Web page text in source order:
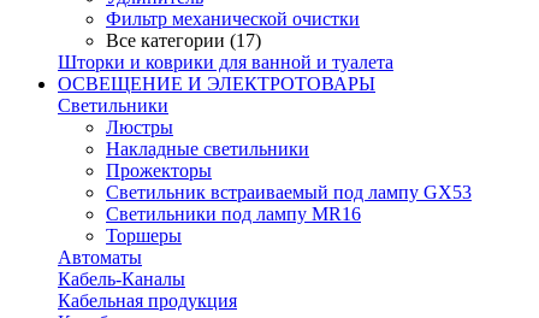
Фильтр механической очистки
Все категории (17)
Шторки и коврики для ванной и туалета
ОСВЕЩЕНИЕ И ЭЛЕКТРОТОВАРЫ
Светильники
Люстры
Накладные светильники
Прожекторы
Светильник встраиваемый под лампу GX53
Светильники под лампу MR16
Торшеры
Автоматы
Кабель-Каналы
Кабельная продукция